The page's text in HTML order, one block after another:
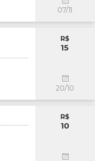
07/11
R$
15
20/10
R$
10